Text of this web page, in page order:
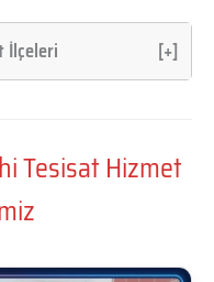
İlçeleri [+]
Tesisat Hizmet